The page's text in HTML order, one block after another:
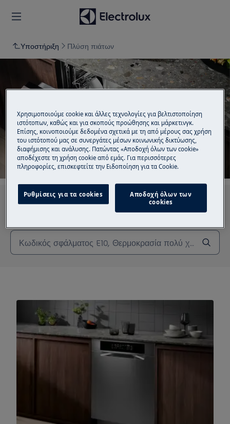
Υποστήριξη Πλύση πιάτων
Υποστήριξη για Πλύση
πιάτων
Αναζητήστε μεταξύ των άρθρων υποστήριξής
μας
Χρησιμοποιούμε cookie και άλλες τεχνολογίες για βελτιστοποίηση
ιστότοπων, καθώς και για σκοπούς προώθησης και μάρκετινγκ.
Επίσης, κοινοποιούμε δεδομένα σχετικά με τη από μέρους σας χρήση
του ιστότοπού μας σε συνεργάτες μέσων κοινωνικής δικτύωσης,
διαφήμισης και ανάλυσης. Πατώντας «Αποδοχή όλων των cookie»
αποδέχεστε τη χρήση cookie από εμάς. Για περισσότερες
πληροφορίες, επισκεφτείτε την Ειδοποίηση για τα Cookie.
Ρυθμίσεις για τα cookies
Αποδοχή όλων των
cookies